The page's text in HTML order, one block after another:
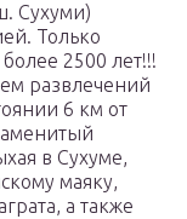
Сухуми)
Только
более 2500 лет!!!
развлечений
6 км от
в Сухуме,
маяку,
а также